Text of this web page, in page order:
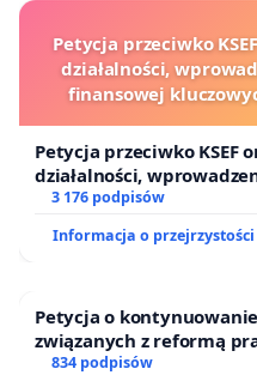
Petycja przeciwko
działalności,
finansowej
Petycja przeciwko KSEF
działalności,
finansowej kluczowych
3 176 podpisów
Informacja o przejrzystości
Petycja o
związanych z reformą
834 podpisów